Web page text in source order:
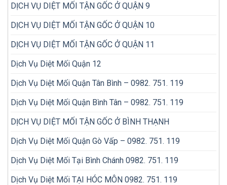
DỊCH VỤ DIỆT MỐI TẬN GỐC Ở QUẬN 9
DỊCH VỤ DIỆT MỐI TẬN GỐC Ở QUẬN 10
DỊCH VỤ DIỆT MỐI TẬN GỐC Ở QUẬN 11
Dịch Vụ Diệt Mối Quận 12
Dịch Vụ Diệt Mối Quận Tân Bình – 0982. 751. 119
Dịch Vụ Diệt Mối Quận Bình Tân – 0982. 751. 119
DỊCH VỤ DIỆT MỐI TẬN GỐC Ở BÌNH THẠNH
Dịch Vụ Diệt Mối Quận Gò Vấp – 0982. 751. 119
Dịch Vụ Diệt Mối Tại Bình Chánh 0982. 751. 119
Dịch Vụ Diệt Mối TẠI HÓC MÔN 0982. 751. 119